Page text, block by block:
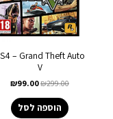
PS4 – Grand Theft Auto
₪299.00
₪99.00
הוספה לסל